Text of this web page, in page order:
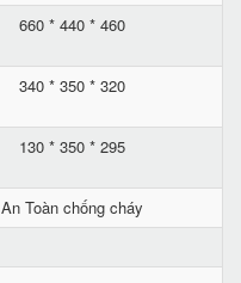
660 * 440 * 460
340 * 350 * 320
130 * 350 * 295
An Toàn chống cháy